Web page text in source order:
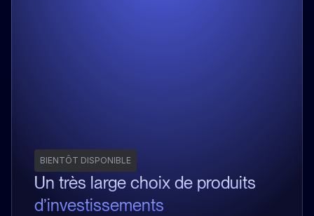
BIENTÔT DISPONIBLE
Un très large choix de produits
d’investissements